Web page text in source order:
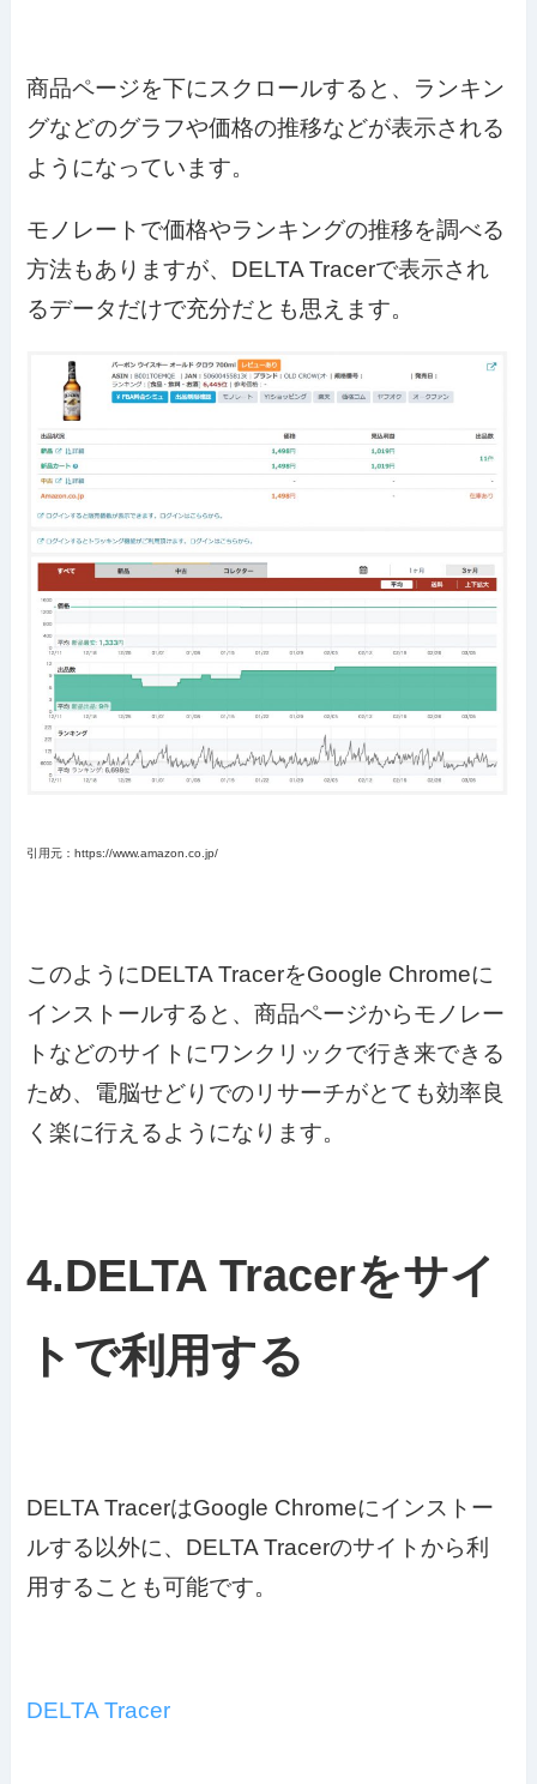
商品ページを下にスクロールすると、ランキン
グなどのグラフや価格の推移などが表示される
ようになっています。
モノレートで価格やランキングの推移を調べる
方法もありますが、DELTA Tracerで表示され
るデータだけで充分だとも思えます。
引用元：https://www.amazon.co.jp/
このようにDELTA TracerをGoogle Chromeに
インストールすると、商品ページからモノレー
トなどのサイトにワンクリックで行き来できる
ため、電脳せどりでのリサーチがとても効率良
く楽に行えるようになります。
4.DELTA Tracerをサイ
トで利用する
DELTA TracerはGoogle Chromeにインストー
ルする以外に、DELTA Tracerのサイトから利
用することも可能です。
DELTA Tracer